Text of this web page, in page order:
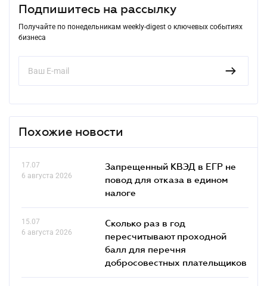
Подпишитесь на рассылку
Получайте по понедельникам weekly-digest о ключевых событиях
бизнеса
Похожие новости
17.07
6 августа 2026
Запрещенный КВЭД в ЕГР не
повод для отказа в едином
налоге
15.07
6 августа 2026
Сколько раз в год
пересчитывают проходной
балл для перечня
добросовестных плательщиков